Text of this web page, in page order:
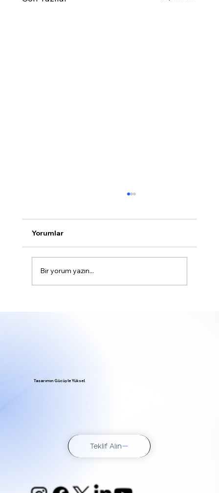
Yorumlar
Bir yorum yazın...
Tasarımın Gücüyle Yüksel.
Teklif Alın